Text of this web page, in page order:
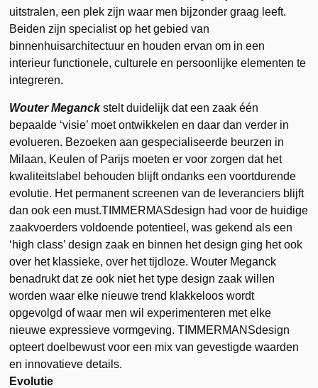
uitstralen, een plek zijn waar men bijzonder graag leeft.
Beiden zijn specialist op het gebied van
binnenhuisarchitectuur en houden ervan om in een
interieur functionele, culturele en persoonlijke elementen te
integreren.
Wouter Meganckstelt duidelijk dat een zaak één
bepaalde ‘visie’ moet ontwikkelen en daar dan verder in
evolueren. Bezoeken aan gespecialiseerde beurzen in
Milaan, Keulen of Parijs moeten er voor zorgen dat het
kwaliteitslabel behouden blijft ondanks een voortdurende
evolutie. Het permanent screenen van de leveranciers blijft
dan ook een must.TIMMERMASdesign had voor de huidige
zaakvoerders voldoende potentieel, was gekend als een
‘high class’ design zaak en binnen het design ging het ook
over het klassieke, over het tijdloze. Wouter Meganck
benadrukt dat ze ook niet het type design zaak willen
worden waar elke nieuwe trend klakkeloos wordt
opgevolgd of waar men wil experimenteren met elke
nieuwe expressieve vormgeving. TIMMERMANSdesign
opteert doelbewust voor een mix van gevestigde waarden
en innovatieve details.
Evolutie